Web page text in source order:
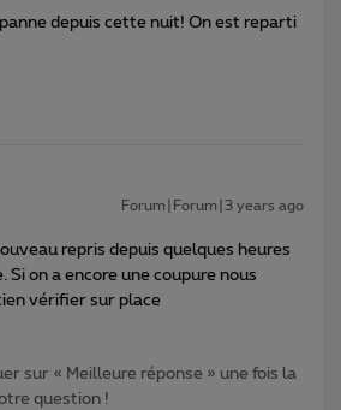
panne depuis cette nuit! On est reparti
Forum|Forum|3 years ago
repris depuis quelques heures
Si on a encore une coupure nous
vérifier sur place
sur « Meilleure réponse » une fois la
question !